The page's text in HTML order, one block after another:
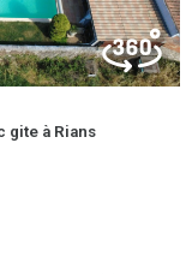
gite à Rians